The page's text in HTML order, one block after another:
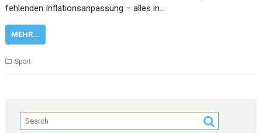
fehlenden Inflationsanpassung – alles in…
MEHR...
Sport